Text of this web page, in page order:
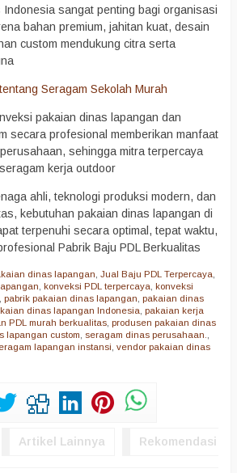
Indonesia sangat penting bagi organisasi
bahan premium, jahitan kuat, desain
custom mendukung citra serta
Seragam Sekolah Murah
pakaian dinas lapangan dan
secara profesional memberikan manfaat
sehingga mitra terpercaya
kerja outdoor
ahli, teknologi produksi modern, dan
kebutuhan pakaian dinas lapangan di
terpenuhi secara optimal, tepat waktu,
Pabrik Baju PDL Berkualitas
dinas lapangan Jual Baju PDL Terpercaya
konveksi PDL terpercaya konveksi
pabrik pakaian dinas lapangan pakaian dinas
dinas lapangan Indonesia pakaian kerja
PDL murah berkualitas produsen pakaian dinas
lapangan custom seragam dinas perusahaan.
lapangan instansi vendor pakaian dinas
Artikel Lainnya Rekomendasi